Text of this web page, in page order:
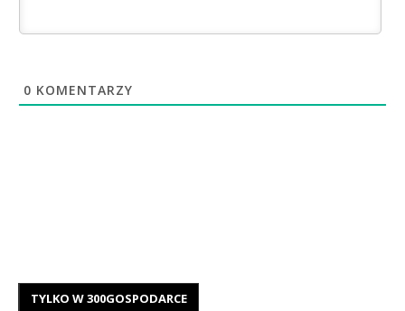
0 KOMENTARZY
TYLKO W 300GOSPODARCE